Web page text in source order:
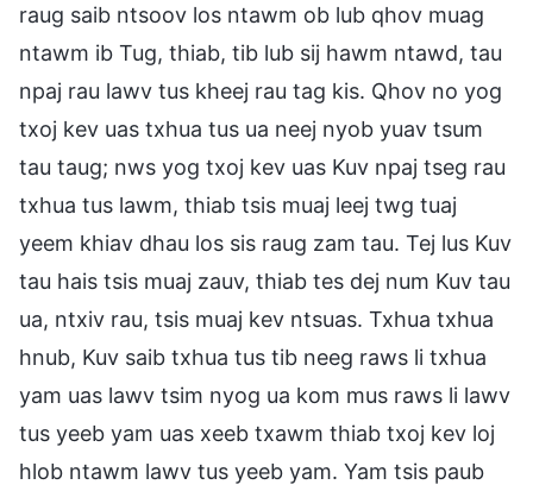
raug saib ntsoov los ntawm ob lub qhov muag
ntawm ib Tug, thiab, tib lub sij hawm ntawd, tau
npaj rau lawv tus kheej rau tag kis. Qhov no yog
txoj kev uas txhua tus ua neej nyob yuav tsum
tau taug; nws yog txoj kev uas Kuv npaj tseg rau
txhua tus lawm, thiab tsis muaj leej twg tuaj
yeem khiav dhau los sis raug zam tau. Tej lus Kuv
tau hais tsis muaj zauv, thiab tes dej num Kuv tau
ua, ntxiv rau, tsis muaj kev ntsuas. Txhua txhua
hnub, Kuv saib txhua tus tib neeg raws li txhua
yam uas lawv tsim nyog ua kom mus raws li lawv
tus yeeb yam uas xeeb txawm thiab txoj kev loj
hlob ntawm lawv tus yeeb yam. Yam tsis paub